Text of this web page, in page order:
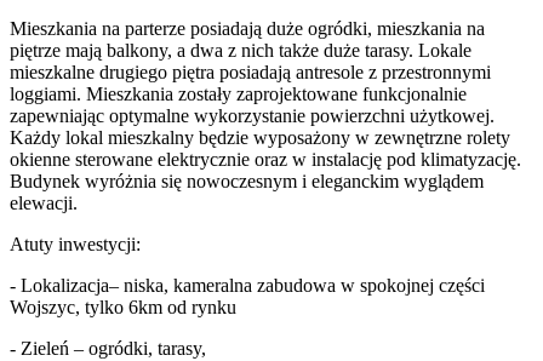
Mieszkania na parterze posiadają duże ogródki, mieszkania na
piętrze mają balkony, a dwa z nich także duże tarasy. Lokale
mieszkalne drugiego piętra posiadają antresole z przestronnymi
loggiami. Mieszkania zostały zaprojektowane funkcjonalnie
zapewniając optymalne wykorzystanie powierzchni użytkowej.
Każdy lokal mieszkalny będzie wyposażony w zewnętrzne rolety
okienne sterowane elektrycznie oraz w instalację pod klimatyzację.
Budynek wyróżnia się nowoczesnym i eleganckim wyglądem
elewacji.
Atuty inwestycji:
- Lokalizacja– niska, kameralna zabudowa w spokojnej części
Wojszyc, tylko 6km od rynku
- Zieleń – ogródki, tarasy,